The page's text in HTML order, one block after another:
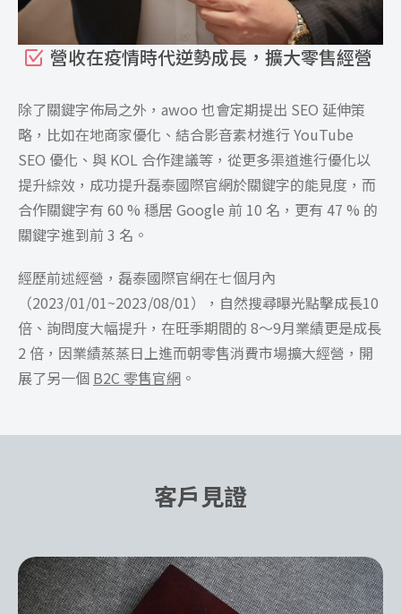
營收在疫情時代逆勢成長，擴大零售經營
除了關鍵字佈局之外，awoo 也會定期提出 SEO 延伸策
略，比如在地商家優化、結合影音素材進行 YouTube
SEO 優化、與 KOL 合作建議等，從更多渠道進行優化以
提升綜效，成功提升磊泰國際官網於關鍵字的能見度，而
合作關鍵字有 60 % 穩居 Google 前 10 名，更有 47 % 的
關鍵字進到前 3 名。
經歷前述經營，磊泰國際官網在七個月內
（2023/01/01~2023/08/01），自然搜尋曝光點擊成長10
倍、詢問度大幅提升，在旺季期間的 8～9月業績更是成長
2 倍，因業績蒸蒸日上進而朝零售消費市場擴大經營，開
展了另一個 B2C 零售官網 。
客戶見證